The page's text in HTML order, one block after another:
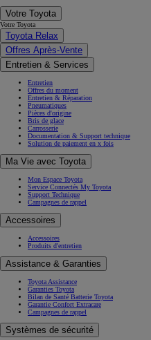
Votre Toyota
Votre Toyota
Toyota Relax
Offres Après-Vente
Entretien & Services
Entretien
Offres du moment
Entretien & Réparation
Pneumatiques
Pièces d'origine
Bris de glace
Carrosserie
Documentation & Support technique
Solution de paiement en x fois
Ma Vie avec Toyota
Mon Espace Toyota
Service Connectés My Toyota
Support Technique
Campagnes de rappel
Accessoires
Accessoires
Produits d'entretien
Assistance & Garanties
Toyota Assistance
Garanties Toyota
Bilan de Santé Batterie Toyota
Garantie Confort Extracare
Campagnes de rappel
Systèmes de sécurité